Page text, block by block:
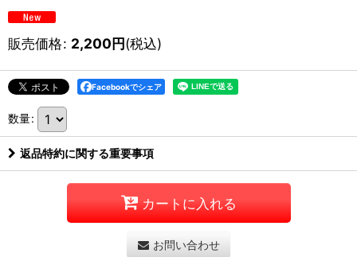
販売価格: 2,200円(税込)
Facebookでシェア
数量:
返品特約に関する重要事項
カートに入れる
お問い合わせ